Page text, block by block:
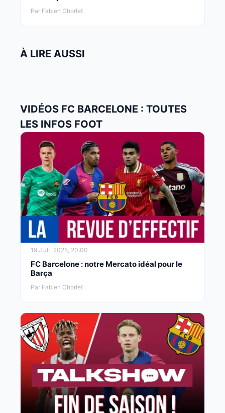
Par Fabien Chorlet
À LIRE AUSSI
VIDÉOS FC BARCELONE : TOUTES
LES INFOS FOOT
19 JUIL 2025, 20:00
FC Barcelone : notre Mercato idéal pour le
Barça
Par Fabien Chorlet